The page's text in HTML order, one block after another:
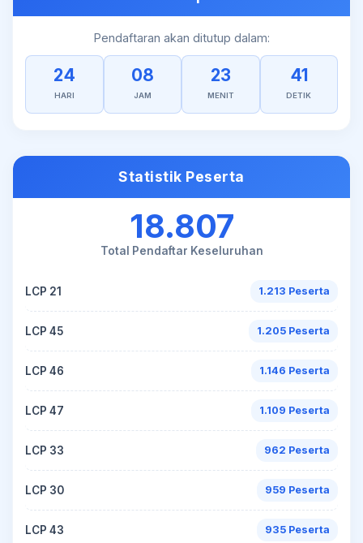
Pendaftaran akan ditutup dalam:
24
HARI
08
JAM
23
MENIT
40
DETIK
Statistik Peserta
18.807
Total Pendaftar Keseluruhan
LCP 21 1.213 Peserta
LCP 45 1.205 Peserta
LCP 46 1.146 Peserta
LCP 47 1.109 Peserta
LCP 33 962 Peserta
LCP 30 959 Peserta
LCP 43 935 Peserta